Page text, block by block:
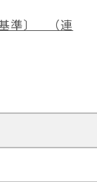
準〕 （連